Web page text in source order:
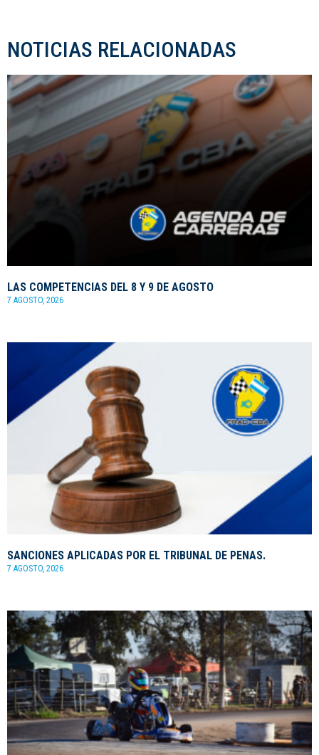
NOTICIAS RELACIONADAS
LAS COMPETENCIAS DEL 8 Y 9 DE AGOSTO
7 AGOSTO, 2026
SANCIONES APLICADAS POR EL TRIBUNAL DE PENAS.
7 AGOSTO, 2026